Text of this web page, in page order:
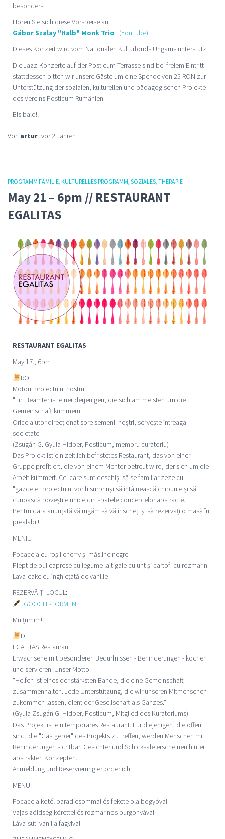
besonders.
Hören Sie sich diese Vorspeise an:
Gábor Szalay "Halb" Monk Trio (YouTube)
Dieses Konzert wird vom Nationalen Kulturfonds Ungarns unterstützt.
Die Jazz-Konzerte auf der Posticum-Terrasse sind bei freiem Eintritt -
stattdessen bitten wir unsere Gäste um eine Spende von 25 RON zur
Unterstützung der sozialen, kulturellen und pädagogischen Projekte
des Vereins Posticum Rumänien.
Bis bald!!
Von artur, vor2 Jahren
PROGRAMM FAMILIE KULTURELLES PROGRAMM SOZIALES THERAPIE
May 21 – 6pm // RESTAURANT
EGALITAS
RESTAURANT EGALITAS
May 17., 6pm
RO
Motoul proiectului nostru:
"Ein Beamter ist einer derjenigen, die sich am meisten um die
Gemeinschaft kümmern.
Orice ajutor direcționat spre semenii noștri, servește întreaga
societate."
(Zsugán G. Gyula Hidber, Posticum, membru curatoriu)
Das Projekt ist ein zeitlich befristetes Restaurant, das von einer
Gruppe profitiert, die von einem Mentor betreut wird, der sich um die
Arbeit kümmert. Cei care sunt deschiși să se familiarizeze cu
"gazdele" proiectului vor fi surprinși să întâlnească chipurile și să
cunoască poveștile unice din spatele conceptelor abstracte.
Pentru data anunțată vă rugăm să vă înscrieți și să rezervați o masă în
prealabil!
MENIU
Focaccia cu roșii cherry și măsline negre
Piept de pui caprese cu legume la tigaie cu unt și cartofi cu rozmarin
Lava-cake cu înghiețată de vanilie
REZERVĂ-ȚI LOCUL:
GOOGLE-FORMEN
Mulțumim!!
DE
EGALITAS Restaurant
Erwachsene mit besonderen Bedürfnissen - Behinderungen - kochen
und servieren. Unser Motto:
"Helfen ist eines der stärksten Bande, die eine Gemeinschaft
zusammenhalten. Jede Unterstützung, die wir unseren Mitmenschen
zukommen lassen, dient der Gesellschaft als Ganzes."
(Gyula Zsugán G. Hidber, Posticum, Mitglied des Kuratoriums)
Das Projekt ist ein temporäres Restaurant. Für diejenigen, die offen
sind, die "Gastgeber" des Projekts zu treffen, werden Menschen mit
Behinderungen sichtbar, Gesichter und Schicksale erscheinen hinter
abstrakten Konzepten.
Anmeldung und Reservierung erforderlich!
MENÜ:
Focaccia kotél paradicsommal és fekete olajbogyóval
Vajas zöldség körettel és rozmarinos burgonyával
Láva-süti vanilia fagyival